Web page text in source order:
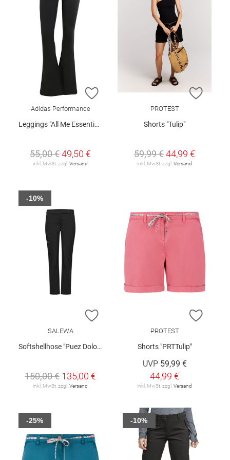
ZUR WUNSCHLISTE HINZUFÜGEN
Adidas Performance
Leggings "All Me Essentials Flare"
55,00 €49,50 €
inkl. MwSt. zzgl. Versand
ZUR
PROTEST
Shorts "Tulip"
59,99 €44,99 €
inkl. MwSt. zzgl. Versand
ZUR WUNSCHLISTE HINZUFÜGEN
SALEWA
Softshellhose "Puez Dolomia 2"
150,00 € 135,00 €
inkl. MwSt. zzgl. Versand
-10%
ZUR
PROTEST
Shorts "PRTTulip"
UVP 59,99 €
44,99 €
inkl. MwSt. zzgl. Versand
-25% -10%